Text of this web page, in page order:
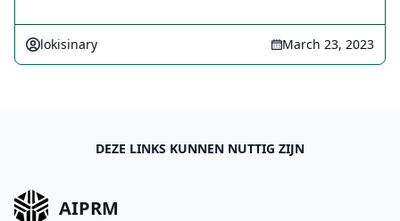
lokisinary March 23, 2023
DEZE LINKS KUNNEN NUTTIG ZIJN
AIPRM